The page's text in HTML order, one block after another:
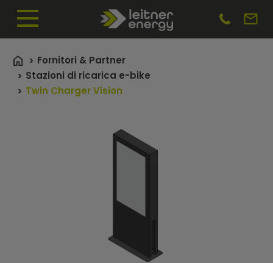
Fornitori & Partner
Stazioni di ricarica e-bike
Twin Charger Vision